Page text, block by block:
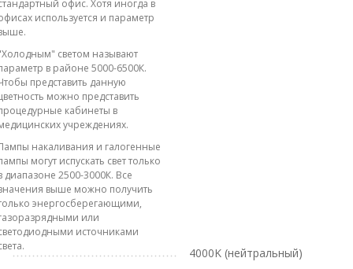
офис. Хотя иногда в
используется и параметр
светом называют
в районе 5000-6500К.
представить данную
можно представить
кабинеты в
учреждениях.
накаливания и галогенные
могут испускать свет только
диапазоне 2500-3000К. Все
выше можно получить
энергосберегающими,
или
источниками
4000K (нейтральный)